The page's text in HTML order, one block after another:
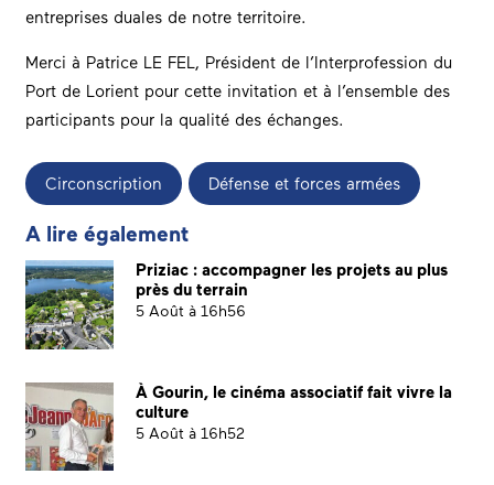
entreprises duales de notre territoire.
Merci à Patrice LE FEL, Président de l’Interprofession du
Port de Lorient pour cette invitation et à l’ensemble des
participants pour la qualité des échanges.
Circonscription Défense et forces armées
A lire également
Priziac : accompagner les projets au plus
près du terrain
5 Août à 16h56
À Gourin, le cinéma associatif fait vivre la
culture
5 Août à 16h52